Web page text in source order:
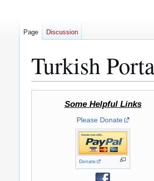
Turkish
Some Helpful Links
Please Donate
Donate
Page Discussion